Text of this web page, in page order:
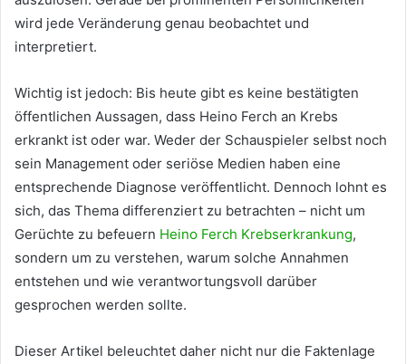
wird jede Veränderung genau beobachtet und
interpretiert.
Wichtig ist jedoch: Bis heute gibt es keine bestätigten
öffentlichen Aussagen, dass Heino Ferch an Krebs
erkrankt ist oder war. Weder der Schauspieler selbst noch
sein Management oder seriöse Medien haben eine
entsprechende Diagnose veröffentlicht. Dennoch lohnt es
sich, das Thema differenziert zu betrachten – nicht um
Gerüchte zu befeuern Heino Ferch Krebserkrankung,
sondern um zu verstehen, warum solche Annahmen
entstehen und wie verantwortungsvoll darüber
gesprochen werden sollte.
Dieser Artikel beleuchtet daher nicht nur die Faktenlage